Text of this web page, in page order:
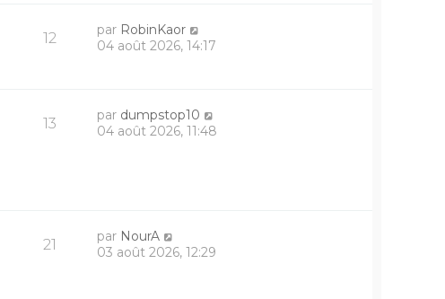
12 par RobinKaor
04 août 2026, 14:17
13 par dumpstop10
04 août 2026, 11:48
21 par NourA
03 août 2026, 12:29